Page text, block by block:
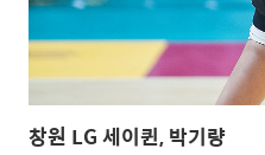
창원 LG 세이퀸, 박기량